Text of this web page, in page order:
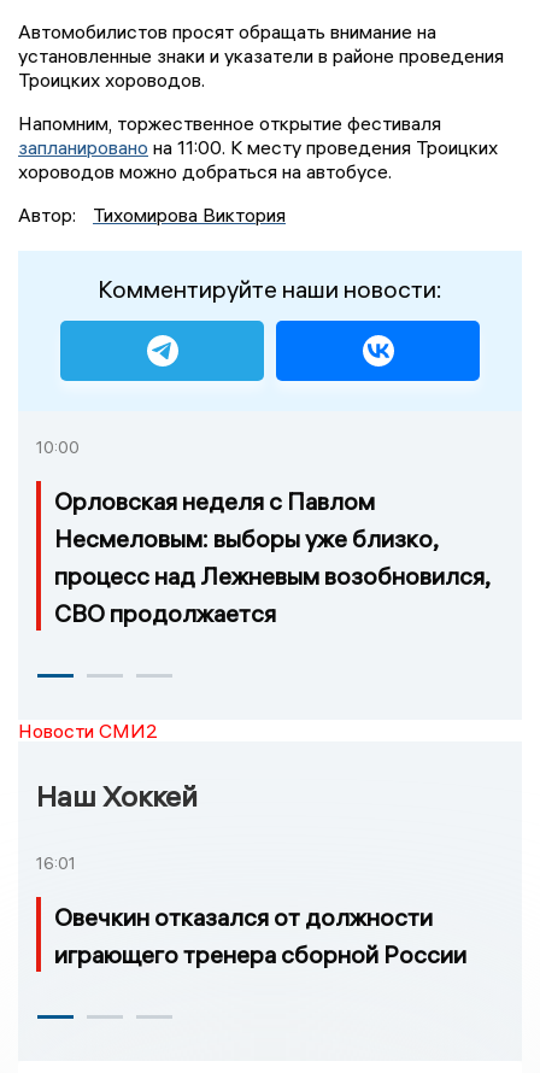
Автомобилистов просят обращать внимание на
установленные знаки и указатели в районе проведения
Троицких хороводов.
Напомним, торжественное открытие фестиваля
запланировано на 11:00. К месту проведения Троицких
хороводов можно добраться на автобусе.
Автор:
Тихомирова Виктория
Комментируйте наши новости:
10:00
Орловская неделя с Павлом
Несмеловым: выборы уже близко,
процесс над Лежневым возобновился,
СВО продолжается
Новости СМИ2
Наш Хоккей
16:01
Овечкин отказался от должности
играющего тренера сборной России